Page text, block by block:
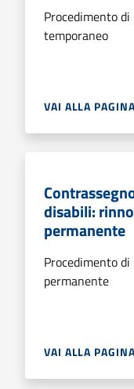
Procedimento
temporaneo
VAI ALLA PAGINA
disabili:
permanente
Procedimento
permanente
VAI ALLA PAGINA